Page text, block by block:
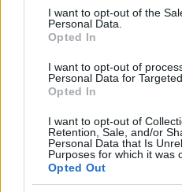
consent section.
I want to opt-out of the
Personal Data.
Opted In
I want to opt-out of
Personal Data for
Opted In
I want to opt-out of
Retention, Sale, and/or
Personal Data that Is
Purposes for which it was
Opted Out
87523ème : Karun
94924ème : Fernando
(problème moteur)Photo :